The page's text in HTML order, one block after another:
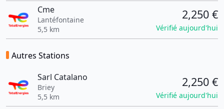
Cme
Lantéfontaine
5,5 km
2,250 €
Vérifié aujourd'hui
Autres Stations
Sarl Catalano
Briey
5,5 km
2,250 €
Vérifié aujourd'hui